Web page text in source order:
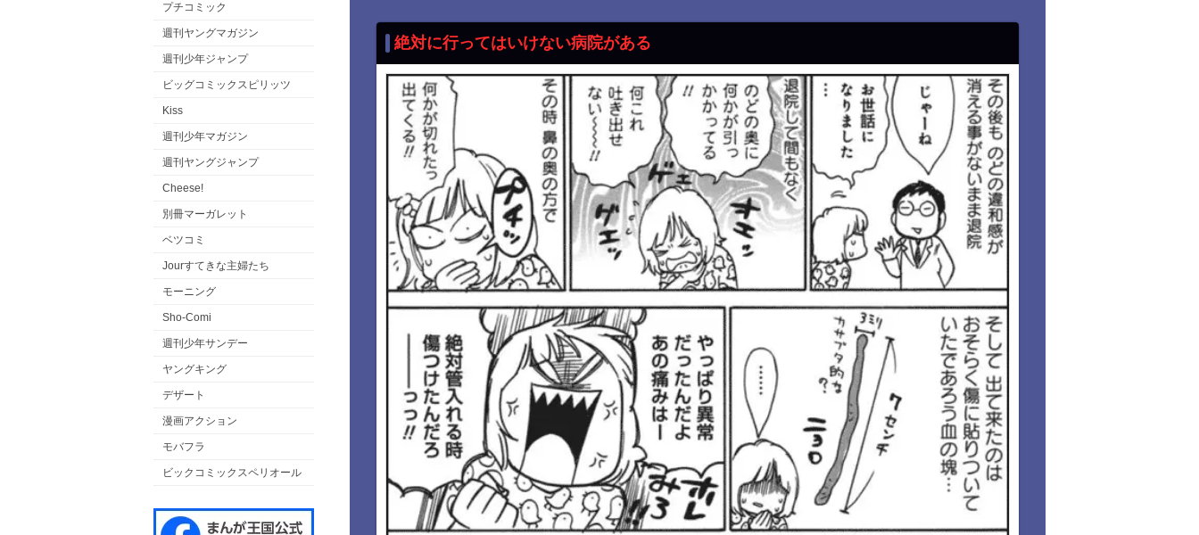
プチコミック
週刊ヤングマガジン
週刊少年ジャンプ
ビッグコミックスピリッツ
Kiss
週刊少年マガジン
週刊ヤングジャンプ
Cheese!
別冊マーガレット
ベツコミ
Jourすてきな主婦たち
モーニング
Sho-Comi
週刊少年サンデー
ヤングキング
デザート
漫画アクション
モバフラ
ビックコミックスペリオール
絶対に行ってはいけない病院がある